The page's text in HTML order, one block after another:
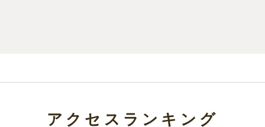
アクセスランキング